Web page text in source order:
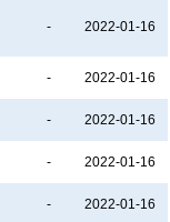
- 2022-01-16
- 2022-01-16
- 2022-01-16
- 2022-01-16
- 2022-01-16